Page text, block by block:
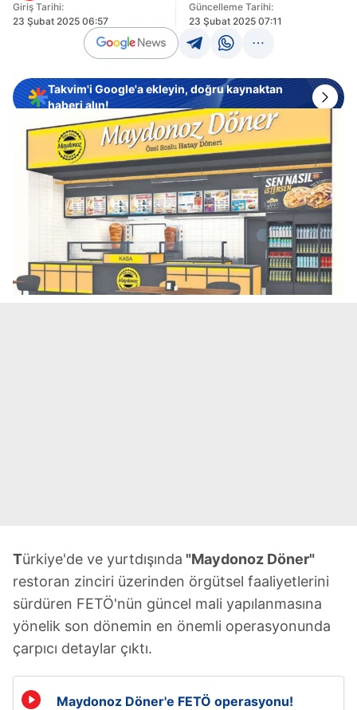
Giriş Tarihi:
23 Şubat 2025 06:57
Güncelleme Tarihi:
23 Şubat 2025 07:11
Takvim'i Google'a ekleyin, doğru kaynaktan
haberi alın!
Türkiye'de ve yurtdışında "Maydonoz Döner"
restoran zinciri üzerinden örgütsel faaliyetlerini
sürdüren FETÖ'nün güncel mali yapılanmasına
yönelik son dönemin en önemli operasyonunda
çarpıcı detaylar çıktı.
Maydonoz Döner'e FETÖ operasyonu!